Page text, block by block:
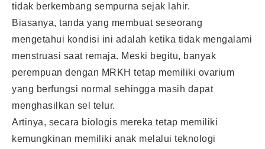
tidak berkembang sempurna sejak lahir.
Biasanya, tanda yang membuat seseorang
mengetahui kondisi ini adalah ketika tidak mengalami
menstruasi saat remaja. Meski begitu, banyak
perempuan dengan MRKH tetap memiliki ovarium
yang berfungsi normal sehingga masih dapat
menghasilkan sel telur.
Artinya, secara biologis mereka tetap memiliki
kemungkinan memiliki anak melalui teknologi